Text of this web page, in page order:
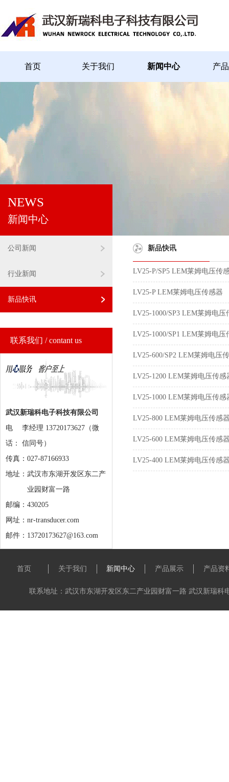
首页 关于我们 新闻中心 产
NEWS
新闻中心
公司新闻
行业新闻
新品快讯
联系我们 / contant us
武汉新瑞科电子科技有限公司
电
话：
李经理 13720173627（微
信同号）
传真：027-87166933
地址： 武汉市东湖开发区东二产
业园财富一路
邮编：430205
网址：nr-transducer.com
邮件：13720173627@163.com
新品快讯
LV25-P/SP5 LEM莱姆电压传
LV25-P LEM莱姆电压传感器
LV25-1000/SP3 LEM莱姆电压
LV25-1000/SP1 LEM莱姆电压
LV25-600/SP2 LEM莱姆电压
LV25-1200 LEM莱姆电压传感
LV25-1000 LEM莱姆电压传感
LV25-800 LEM莱姆电压传感
LV25-600 LEM莱姆电压传感
LV25-400 LEM莱姆电压传感
首页 关于我们 新闻中心 产品展示 产品资
联系地址：武汉市东湖开发区东二产业园财富一路 武汉新瑞